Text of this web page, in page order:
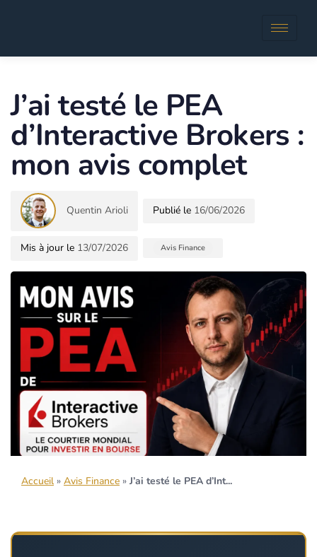
J’ai testé le PEA
d’Interactive Brokers :
mon avis complet
Quentin Arioli 16/06/2026
13/07/2026 Avis Finance
Accueil » Avis Finance » J’ai testé le PEA d’Int...